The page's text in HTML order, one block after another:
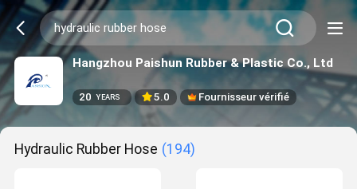
Hangzhou Paishun Rubber & Plastic Co., Ltd
20 YEARS 5.0 Fournisseur vérifié
Hydraulic Rubber Hose (194)